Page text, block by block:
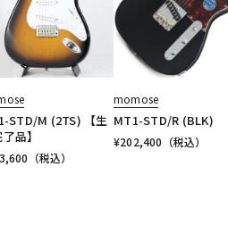
STD/M (2TS) 【生
品】
（税込）
momose
MT1-STD/R (BLK)
¥202,400 （税込）